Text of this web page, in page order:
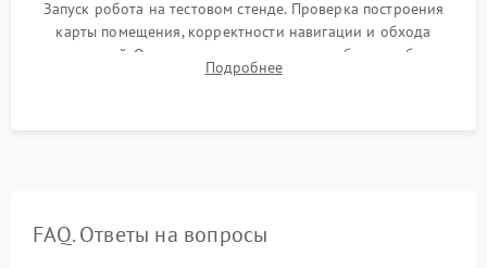
Запуск робота на тестовом стенде. Проверка построения
карты помещения, корректности навигации и обхода
препятствий. Оценка силы всасывания и работы турбины.
Тестирование автоматического возврата на док-станцию и
Подробнее
FAQ. Ответы на вопросы